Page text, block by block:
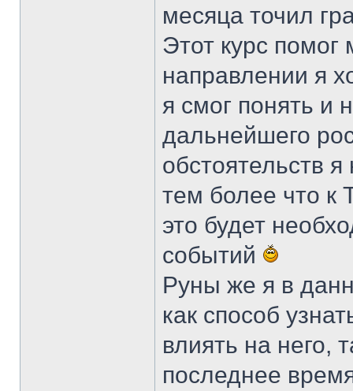
месяца точил
Этот курс помог
направлении я
я смог понять и
дальнейшего
обстоятельств
тем более что к
это будет
событий
Руны же я в
как способ
влиять на него,
последнее